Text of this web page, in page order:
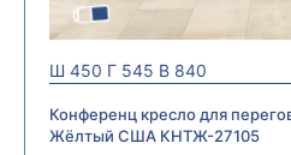
Ш 450 Г 545 В 840
Конференц кресло для
Жёлтый США КНТЖ-27105